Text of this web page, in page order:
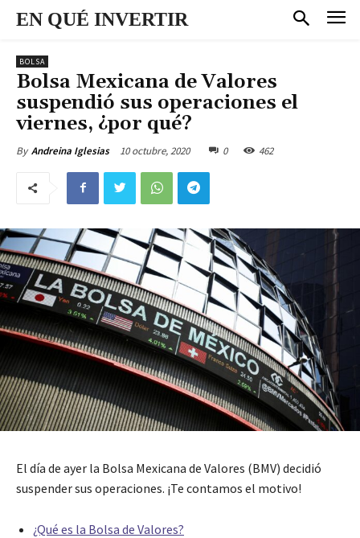
EN QUÉ INVERTIR
BOLSA
Bolsa Mexicana de Valores
suspendió sus operaciones el
viernes, ¿por qué?
By Andreina Iglesias 10 octubre, 2020 0 462
El día de ayer la Bolsa Mexicana de Valores (BMV) decidió
suspender sus operaciones. ¡Te contamos el motivo!
¿Qué es la Bolsa de Valores?